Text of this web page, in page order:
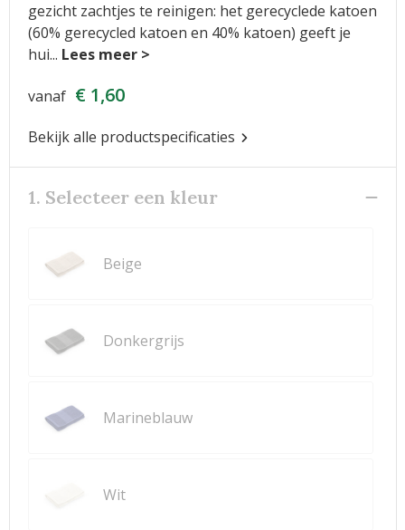
gezicht zachtjes te reinigen: het gerecyclede katoen
(60% gerecycled katoen en 40% katoen) geeft je
hui...
vanaf € 1,60
Bekijk alle productspecificaties
1. Selecteer een kleur
Beige
Donkergrijs
Marineblauw
Wit